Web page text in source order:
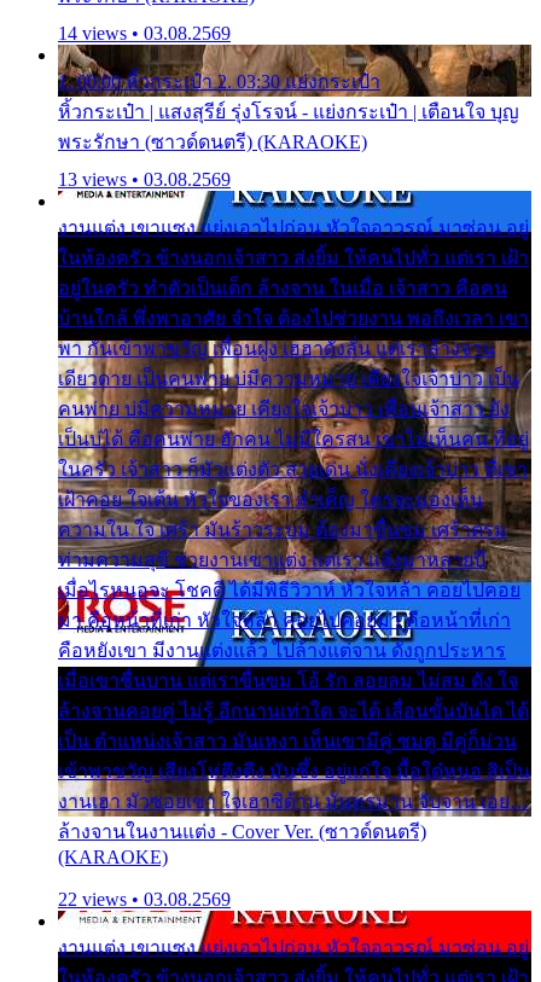
14 views • 03.08.2569
1. 00:00 หิ้วกระเป๋า 2. 03:30 แย่งกระเป๋า
หิ้วกระเป๋า | แสงสุรีย์ รุ่งโรจน์ - แย่งกระเป๋า | เตือนใจ บุญ
พระรักษา (ซาวด์ดนตรี) (KARAOKE)
13 views • 03.08.2569
งานแต่ง เขาแซง แย่งเอาไปก่อน หัวใจอาวรณ์ มาซ่อน อยู่
ในห้องครัว ข้างนอกเจ้าสาว ส่งยิ้ม ให้คนไปทั่ว แต่เรา เฝ้า
อยู่ในครัว ทำตัวเป็นเด็ก ล้างจาน ในเมื่อ เจ้าสาว คือคน
บ้านใกล้ พึ่งพาอาศัย จำใจ ต้องไปช่วยงาน พอถึงเวลา เขา
พา กันเข้าพาขวัญ เพื่อนฝูง เฮฮาดังลั่น แต่เราล้างจาน
เดียวดาย เป็นคนพ่าย บ่มีความหมาย เคียงใจเจ้าบ่าว เป็น
คนพ่าย บ่มีความหมาย เคียงใจเจ้าบ่าว เพื่อนเจ้าสาว ยัง
เป็นบ่ได้ คือคนพ่าย ฮักคน ไม่มีใครสน เขาไม่เห็นคน ที่อยู่
ในครัว เจ้าสาว ก็มัวแต่งตัว สวยเด่น นั่งเคียงเจ้าบ่าว ที่เขา
เฝ้าคอย ใจเต้น หัวใจของเรา ลำเค็ญ ใครจะมองเห็น
ความใน ใจ เศร้า มันร้าวระบม ต้องมาขื่นขม เศร้าตรม
ท่ามความสุขี ช่วยงานเขาแต่ง แต่เรา แล้งมาหลายปี
เมื่อไรหนอจะ โชคดี ได้มีพิธีวิวาห์ หัวใจหล้า คอยไปคอย
มา คือหน้าที่เก่า หัวใจหล้า คอยไปคอยมา คือหน้าที่เก่า
คือหยังเขา มีงานแต่งแล้ว ไปล้างแต่จาน ดั่งถูกประหาร
เมื่อเขาชื่นบาน แต่เราขื่นขม โอ้ รัก ลอยลม ไม่สม ดัง ใจ
ล้างจานคอยคู่ ไม่รู้ อีกนานเท่าใด จะได้ เลื่อนขั้นบันได ได้
เป็น ตำแหน่งเจ้าสาว มันเหงา เห็นเขามีคู่ ซมดู มีคู่ก็ม่วน
เข้าพาขวัญ เสียงโห่ตึงตึง มันซึ้ง อยู่แก่ใจ มื้อใด๋หนอ สิเป็น
งานเฮา มัวซอยเขา ใจเฮาซิด้าน มันทรมาน จับจาน เอย…
ล้างจานในงานแต่ง - Cover Ver. (ซาวด์ดนตรี)
(KARAOKE)
22 views • 03.08.2569
งานแต่ง เขาแซง แย่งเอาไปก่อน หัวใจอาวรณ์ มาซ่อน อยู่
ในห้องครัว ข้างนอกเจ้าสาว ส่งยิ้ม ให้คนไปทั่ว แต่เรา เฝ้า